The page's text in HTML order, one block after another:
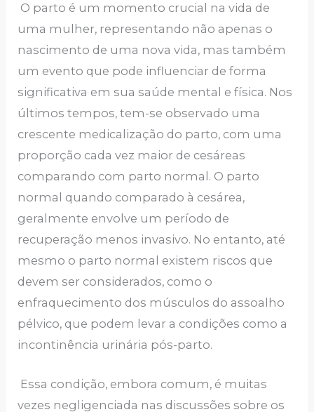
O parto é um momento crucial na vida de
uma mulher, representando não apenas o
nascimento de uma nova vida, mas também
um evento que pode influenciar de forma
significativa em sua saúde mental e física. Nos
últimos tempos, tem-se observado uma
crescente medicalização do parto, com uma
proporção cada vez maior de cesáreas
comparando com parto normal. O parto
normal quando comparado à cesárea,
geralmente envolve um período de
recuperação menos invasivo. No entanto, até
mesmo o parto normal existem riscos que
devem ser considerados, como o
enfraquecimento dos músculos do assoalho
pélvico, que podem levar a condições como a
incontinência urinária pós-parto.
Essa condição, embora comum, é muitas
vezes negligenciada nas discussões sobre os